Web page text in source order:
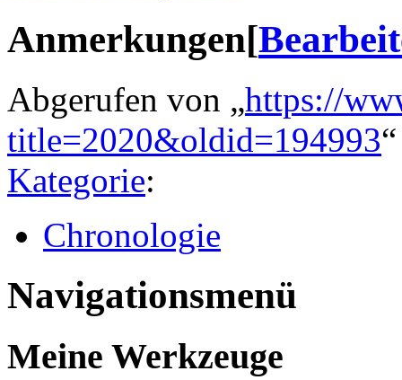
Anmerkungen[
Abgerufen von „https://
title=2020&oldid=194993“
Kategorie:
Chronologie
Navigationsmenü
Meine Werkzeuge